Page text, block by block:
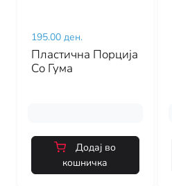
195.00 ден.
Пластична Порција
Со Гума
Додај во
кошничка